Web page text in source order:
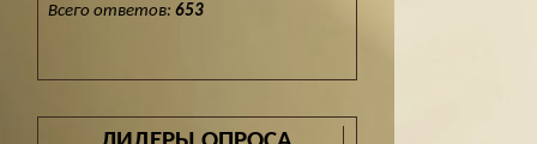
Всего ответов: 653